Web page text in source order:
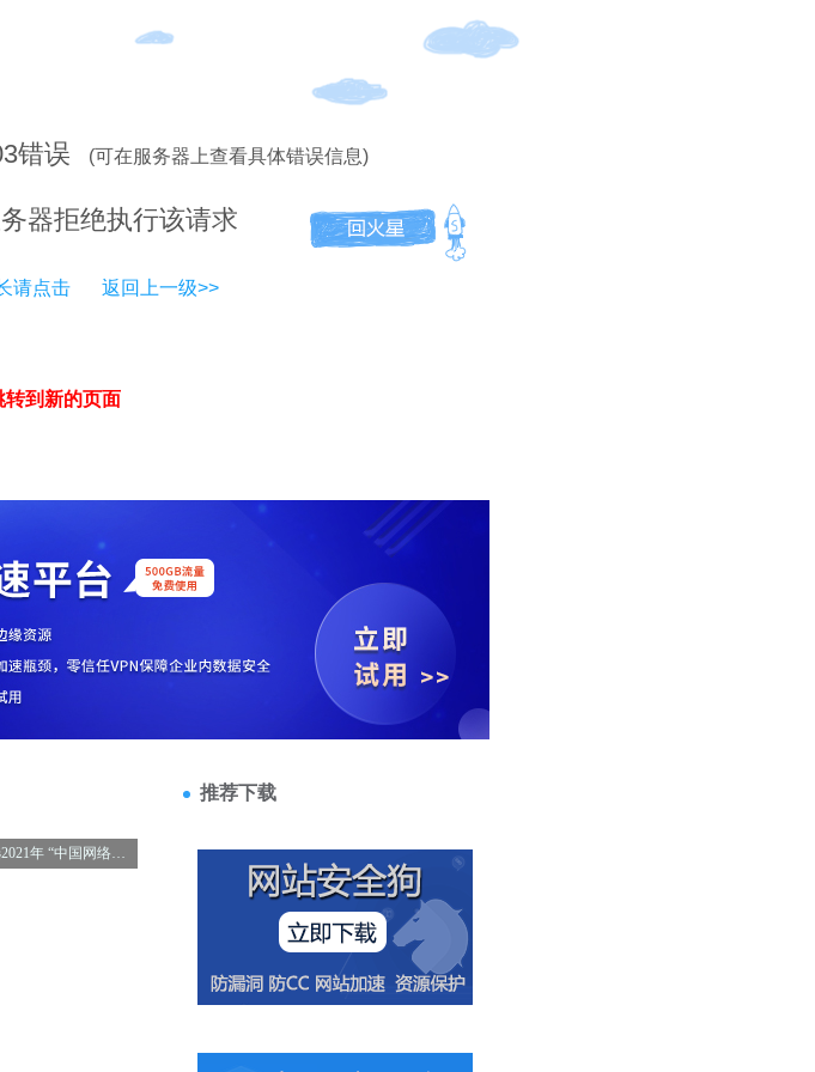
错误 (可在服务器上查看具体错误信息)
器拒绝执行该请求
请点击 返回上一级>>